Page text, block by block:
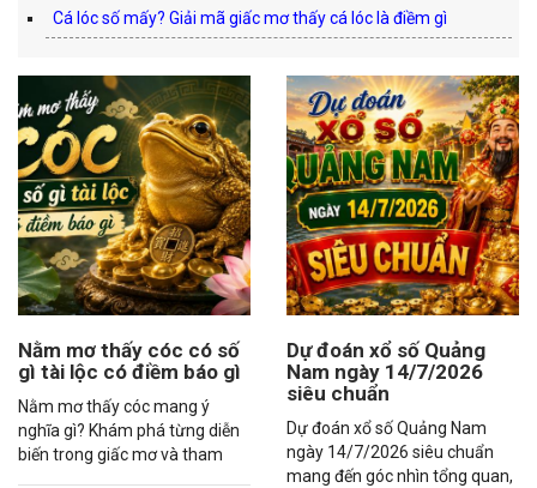
Cá lóc số mấy? Giải mã giấc mơ thấy cá lóc là điềm gì
Nằm mơ thấy cóc có số
gì tài lộc có điềm báo gì
Nằm mơ thấy cóc mang ý
nghĩa gì? Khám phá từng diễn
biến trong giấc mơ và tham
Dự đoán xổ số Quảng
Nam ngày 14/7/2026
siêu chuẩn
Dự đoán xổ số Quảng Nam
ngày 14/7/2026 siêu chuẩn
mang đến góc nhìn tổng quan,